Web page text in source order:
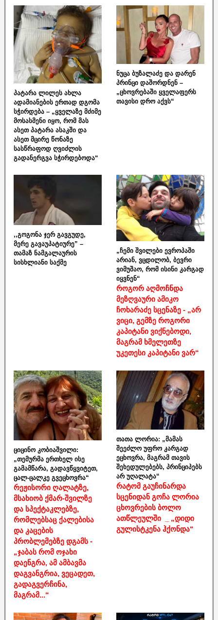
პატარა ლილეს ახლა
ადამიანების ერთად დგომა
სჭირდება – „ყველაზე მძიმე
მოსასმენი იყო, რომ მას
ასეთ პატარა ასაკში და
ასეთ მცირე წონაზე
სასწრაფოდ ღვიძლის
გადანერგვა სჭირდებოდა“
ნუცა ბუზალაძე და დარენ
პრინცი დაშორდნენ –
„ცხოვრებაში ყველაფერს
თავისი დრო აქვს“
,,გოგონა ჯერ გავგუდე,
მერე გავაუპატიურე” –
თამაზ ნამგალაურის
სისხლიანი საქმე
„ჩემი შვილები ევროპაში
არიან, ვცდილობ, ბევრი
ვიმუშაო, რომ ისინი კარგად
იყვნენ“
როგორ აღმოჩნდა
მეზღვაური ამიკო
ჩოხარაძე სცენაზე - „არ
ვიცი, გემზე როგორი
კაპიტანი ვიქნებოდი,
მაგრამ ხმელეთზე
უკეთესი კაპიტანი ვარ“
ციცინო კობიაშვილი:
„თემურმა ერთხელ ისე
გამამწარა, გადავწყვიტეთ,
ცალ-ცალკე გვეცხოვრა“
რეჟისორი ღალატზე,
მსახიობ ქმარ-შვილზე
და სპექტაკლებზე,
რომლებსაც ქალებისა
და კაცების
პრობლემებზე დგამს -
„ჯაბას რომ ოჯახი
დაენგრა, ამ ამბავმა
დაგვანგრია, ვეცადეთ,
გადაგვერჩინა,
მაგრამ...“
თათა ლორია: „მამას
შეეძლო უფრო კარგად
ეცხოვრა, მაგრამ თავის
შეხედულებებს, პრინციპებს
არ უღალატა“
რატომ გაუჩინარდა
სცენიდან გოჩა ლორია
ცხოვრების ბოლო
ათწლეულში _ „დიდი
გულისტკენა ჰქონდა“